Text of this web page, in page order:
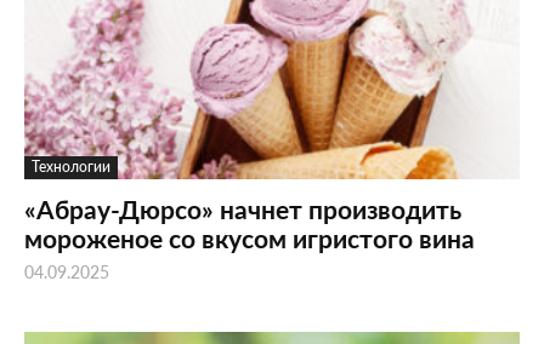
Технологии
«Абрау-Дюрсо» начнет производить
мороженое со вкусом игристого вина
04.09.2025